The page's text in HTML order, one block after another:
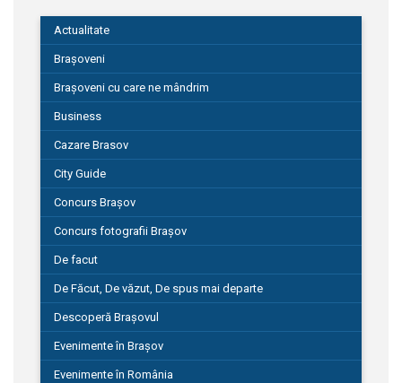
Actualitate
Brașoveni
Brașoveni cu care ne mândrim
Business
Cazare Brasov
City Guide
Concurs Brașov
Concurs fotografii Brașov
De facut
De Făcut, De văzut, De spus mai departe
Descoperă Brașovul
Evenimente în Brașov
Evenimente în România